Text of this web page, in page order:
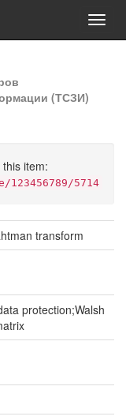
(ТСЗИ)
item:
5714
transform
protection;Walsh